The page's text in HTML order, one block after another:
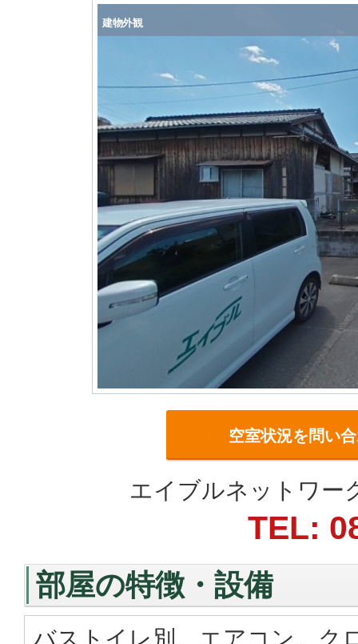
空室状況を問い
エイブルネットワー
TEL:
部屋の特徴・設備
バストイレ別、エアコン、ク